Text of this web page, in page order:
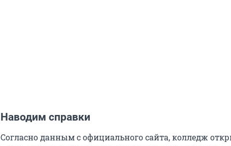
Наводим справки
Согласно данным с официального сайта, колледж